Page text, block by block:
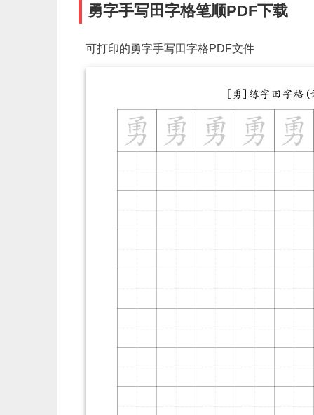
勇字手写田字格笔顺PDF下载
可打印的勇字手写田字格PDF文件